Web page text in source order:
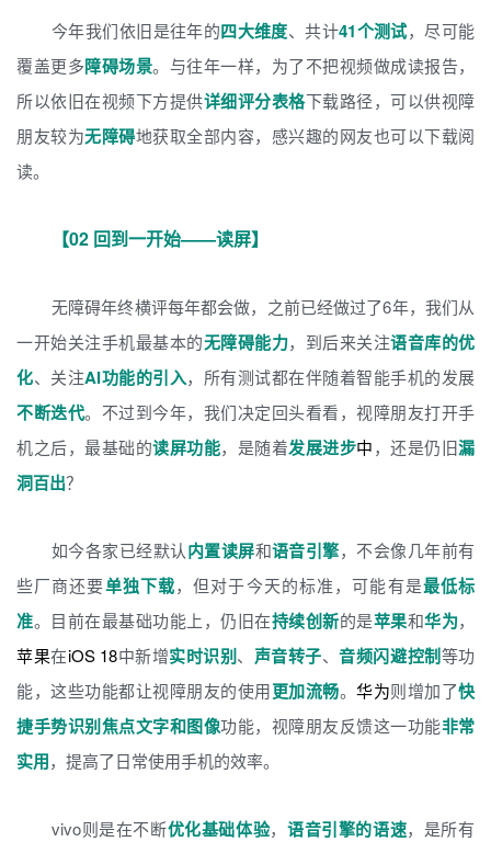
今年我们依旧是往年的四大维度、共计41个测试，尽可能
覆盖更多障碍场景。与往年一样，为了不把视频做成读报告，
所以依旧在视频下方提供详细评分表格下载路径，可以供视障
朋友较为无障碍地获取全部内容，感兴趣的网友也可以下载阅
读。
【02 回到一开始——读屏】
无障碍年终横评每年都会做，之前已经做过了6年，我们从
一开始关注手机最基本的无障碍能力，到后来关注语音库的优
化、关注AI功能的引入，所有测试都在伴随着智能手机的发展
不断迭代。不过到今年，我们决定回头看看，视障朋友打开手
机之后，最基础的读屏功能，是随着发展进步中，还是仍旧漏
洞百出？
如今各家已经默认内置读屏和语音引擎，不会像几年前有
些厂商还要单独下载，但对于今天的标准，可能有是最低标
准。目前在最基础功能上，仍旧在持续创新的是苹果和华为，
苹果在iOS 18中新增实时识别、 声音转子、音频闪避控制等功
能，这些功能都让视障朋友的使用更加流畅。 华为则增加了快
捷手势识别焦点文字和图像功能，视障朋友反馈这一功能非常
实用，提高了日常使用手机的效率。
vivo则是在不断优化基础体验， 语音引擎的语速，是所有